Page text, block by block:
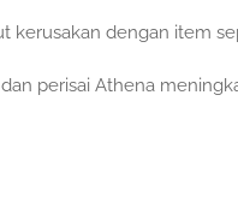
kerusakan dengan item
perisai Athena